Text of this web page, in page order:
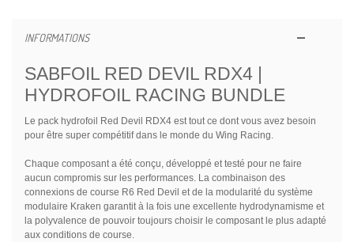
INFORMATIONS
SABFOIL RED DEVIL RDX4 |
HYDROFOIL RACING BUNDLE
Le pack hydrofoil Red Devil RDX4 est tout ce dont vous avez besoin
pour être super compétitif dans le monde du Wing Racing.
Chaque composant a été conçu, développé et testé pour ne faire
aucun compromis sur les performances. La combinaison des
connexions de course R6 Red Devil et de la modularité du système
modulaire Kraken garantit à la fois une excellente hydrodynamisme et
la polyvalence de pouvoir toujours choisir le composant le plus adapté
aux conditions de course.